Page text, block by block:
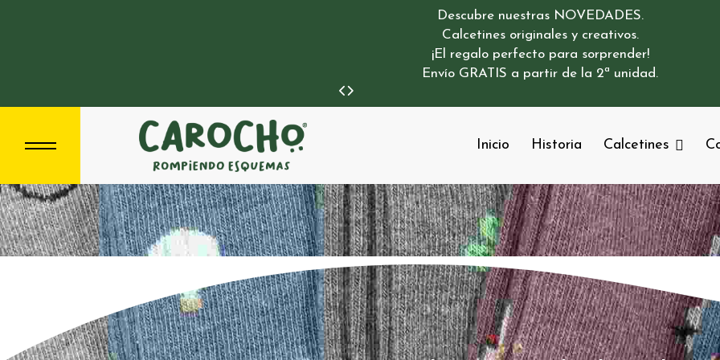
Descubre nuestras NOVEDADES.
Calcetines originales y creativos.
¡El regalo perfecto para sorprender!
Envío GRATIS a partir de la 2ª unidad.
Inicio Historia Calcetines